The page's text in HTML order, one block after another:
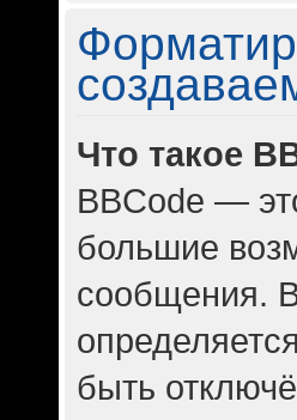
Что такое
BBCode —
большие
сообщения.
быть